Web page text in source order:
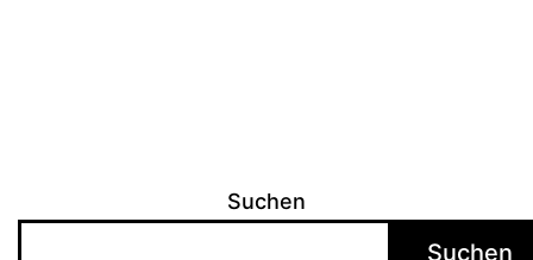
Suchen
Suchen